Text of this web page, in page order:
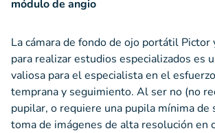
módulo de angio
La cámara de fondo de ojo portátil Pictor
para realizar estudios especializados es
valiosa para el especialista en el
temprana y seguimiento. Al ser no (no
pupilar, o requiere una pupila mínima
toma de imágenes de alta resolución en